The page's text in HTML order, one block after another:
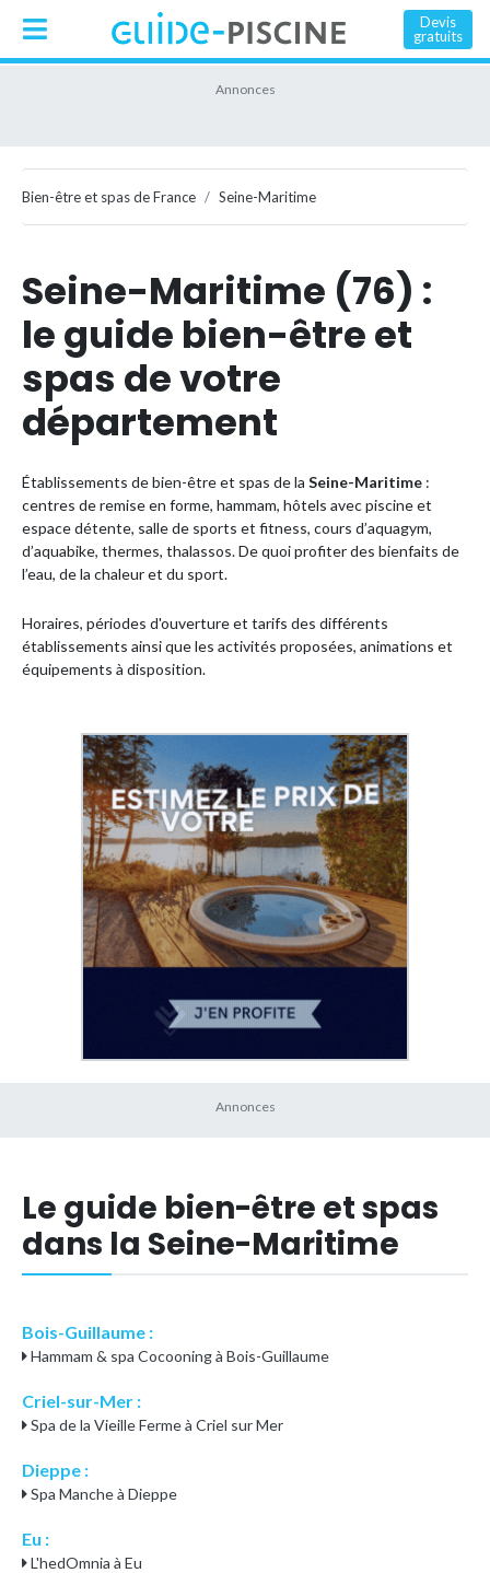
Devis
gratuits
Bien-être et spas de France Seine-Maritime
Seine-Maritime (76) :
le guide bien-être et
spas de votre
département
Établissements de bien-être et spas de la Seine-Maritime :
centres de remise en forme, hammam, hôtels avec piscine et
espace détente, salle de sports et fitness, cours d’aquagym,
d’aquabike, thermes, thalassos. De quoi profiter des bienfaits de
l’eau, de la chaleur et du sport.
Horaires, périodes d'ouverture et tarifs des différents
établissements ainsi que les activités proposées, animations et
équipements à disposition.
Le guide bien-être et spas
dans la Seine-Maritime
Bois-Guillaume :
Hammam & spa Cocooning à Bois-Guillaume
Criel-sur-Mer :
Spa de la Vieille Ferme à Criel sur Mer
Dieppe :
Spa Manche à Dieppe
Eu :
L'hedOmnia à Eu